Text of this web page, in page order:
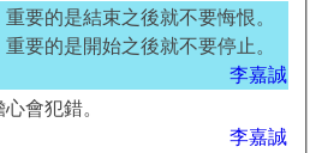
要的是結束之後就不要悔恨。
要的是開始之後就不要停止。
李嘉誠
會犯錯。
李嘉誠